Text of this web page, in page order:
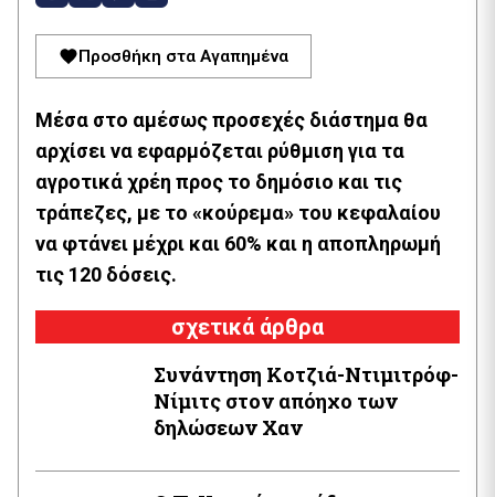
Προσθήκη στα Αγαπημένα
Μέσα στο αμέσως προσεχές διάστημα θα
αρχίσει να εφαρμόζεται ρύθμιση για τα
αγροτικά χρέη προς το δημόσιο και τις
τράπεζες, με το «κούρεμα» του κεφαλαίου
να φτάνει μέχρι και 60% και η αποπληρωμή
τις 120 δόσεις.
σχετικά άρθρα
Συνάντηση Κοτζιά-Ντιμιτρόφ-
Νίμιτς στον απόηχο των
δηλώσεων Χαν